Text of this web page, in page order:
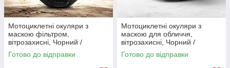
Мотоциклетні окуляри з
маскою фільтром,
вітрозахисні, Чорний /
Кросові окуляри для шолома
/ Маска для сноуборда
Готово до відправки
Мотоциклетні окуляри з
маскою для обличчя,
вітрозахисні, Чорний /
Окуляри для мотокросу /
Захисна маска для
Готово до відправки